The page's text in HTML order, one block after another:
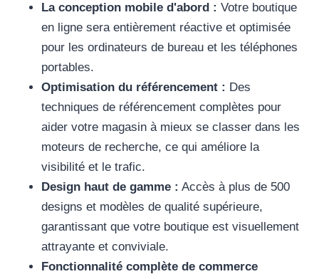
La conception mobile d'abord : Votre boutique
en ligne sera entièrement réactive et optimisée
pour les ordinateurs de bureau et les téléphones
portables.
Optimisation du référencement : Des
techniques de référencement complètes pour
aider votre magasin à mieux se classer dans les
moteurs de recherche, ce qui améliore la
visibilité et le trafic.
Design haut de gamme : Accès à plus de 500
designs et modèles de qualité supérieure,
garantissant que votre boutique est visuellement
attrayante et conviviale.
Fonctionnalité complète de commerce